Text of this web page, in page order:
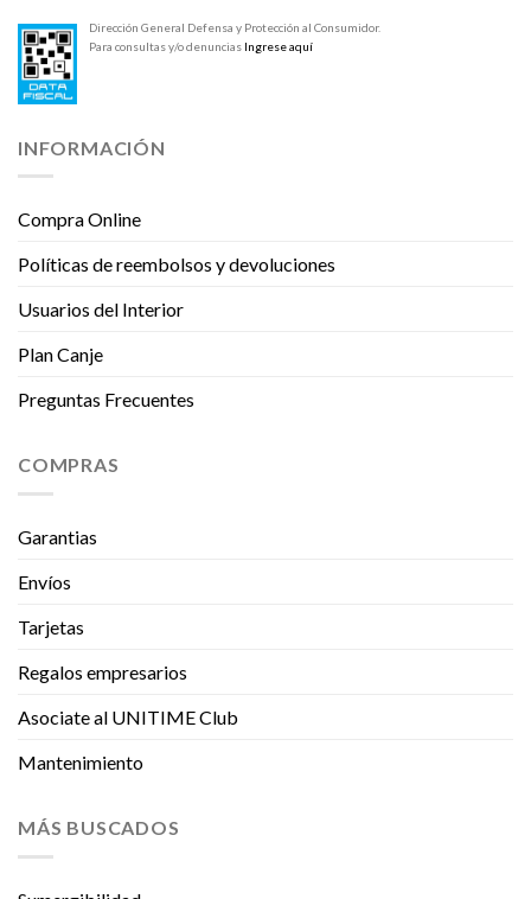
Dirección General Defensa y Protección al Consumidor.
Para consultas y/o denuncias Ingrese aquí
INFORMACIÓN
Compra Online
Políticas de reembolsos y devoluciones
Usuarios del Interior
Plan Canje
Preguntas Frecuentes
COMPRAS
Garantias
Envíos
Tarjetas
Regalos empresarios
Asociate al UNITIME Club
Mantenimiento
MÁS BUSCADOS